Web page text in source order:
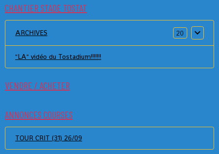
CHANTIER STADE TOSTAT
ARCHIVES 20
"LA" vidéo du Tostadium!!!!!!!
VENDRE / ACHETER
ANNONCES COURSES
TOUR CRIT (31) 26/09